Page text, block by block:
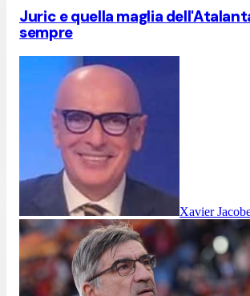
Juric e quella maglia
sempre
Xavier